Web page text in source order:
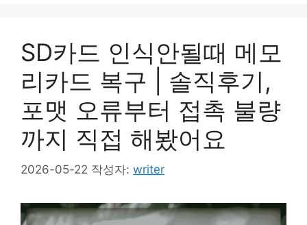
SD카드 인식안될때 메모
리카드 복구 | 솔직후기,
포맷 오류부터 접촉 불량
까지 직접 해봤어요
2026-05-22 작성자: writer